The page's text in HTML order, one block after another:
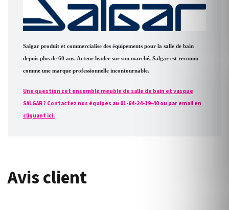
Salgar produit et commercialise des équipements pour la salle de bain
depuis plus de 60 ans. Acteur leader sur son marché, Salgar est reconnu
comme une marque professionnelle incontournable.
Une question cet ensemble meuble de salle de bain et vasque
SALGAR ? Contactez nos équipes au 01-64-24-19-40 ou par email en
cliquant ici.
Avis client